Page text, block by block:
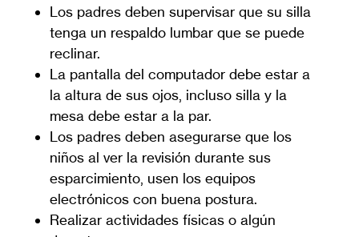
Los padres deben supervisar que su silla
tenga un respaldo lumbar que se puede
reclinar.
La pantalla del computador debe estar a
la altura de sus ojos, incluso silla y la
mesa debe estar a la par.
Los padres deben asegurarse que los
niños al ver la revisión durante sus
esparcimiento, usen los equipos
electrónicos con buena postura.
Realizar actividades físicas o algún